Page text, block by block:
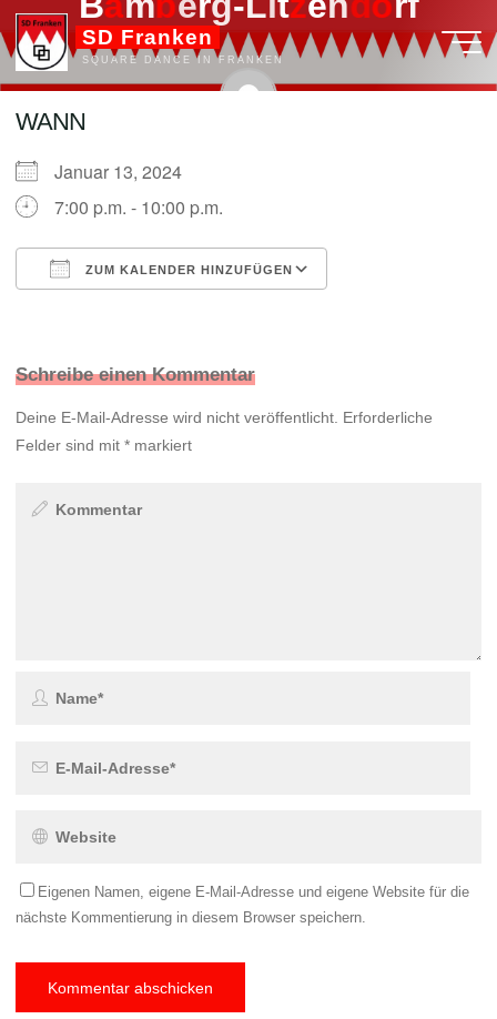
Zum
Inhalt
springen
SD Franken
SQUARE DANCE IN FRANKEN
WANN
Januar 13, 2024
7:00 p.m. - 10:00 p.m.
ZUM KALENDER HINZUFÜGEN
Schreibe einen Kommentar
Deine E-Mail-Adresse wird nicht veröffentlicht. Erforderliche
Felder sind mit* markiert
Eigenen Namen, eigene E-Mail-Adresse und eigene Website für die
nächste Kommentierung in diesem Browser speichern.